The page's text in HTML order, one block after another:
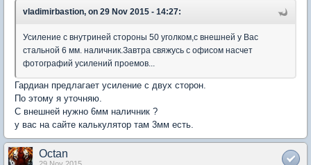
vladimirbastion, on 29 Nov 2015 - 14:27:
Усиление с внутриней стороны 50 уголком,с внешней у Вас
стальной 6 мм. наличник.Завтра свяжусь с офисом насчет
фотографий усилений проемов...
Гардиан предлагает усиление с двух сторон.
По этому я уточняю.
С внешней нужно 6мм наличник ?
у вас на сайте калькулятор там 3мм есть.
Octan